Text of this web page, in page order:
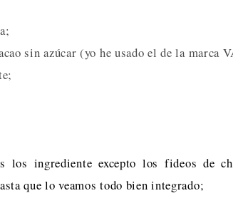
sin azúcar (yo he usado el de la marca
los ingrediente excepto los fideos de
que lo veamos todo bien integrado;